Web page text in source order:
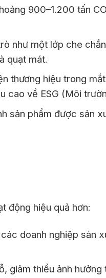
900–1.200 tấn
như một lớp che
quạt mát.
thương hiệu trong
về ESG (Môi
sản phẩm được sản
động hiệu quả hơn:
doanh nghiệp sản
giảm thiểu ảnh hưởng